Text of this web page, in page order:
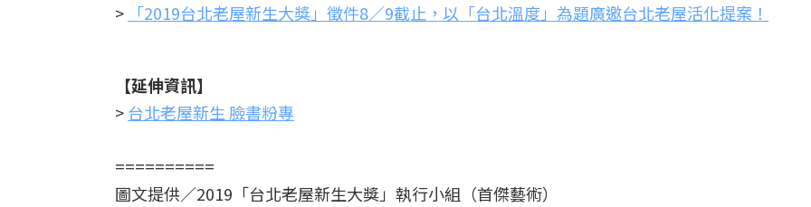
> 「2019台北老屋新生大獎」徵件8／9截止，以「台北溫度」為題廣邀台北老屋活化提案！
【延伸資訊】
> 台北老屋新生 臉書粉專
==========
圖文提供／2019「台北老屋新生大獎」執行小組（首傑藝術）